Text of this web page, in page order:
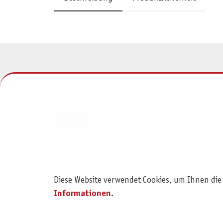
Am Straßbach 3
61169 Friedberg (Deutschland)
Diese Website verwendet Cookies, um Ihnen
Informationen.